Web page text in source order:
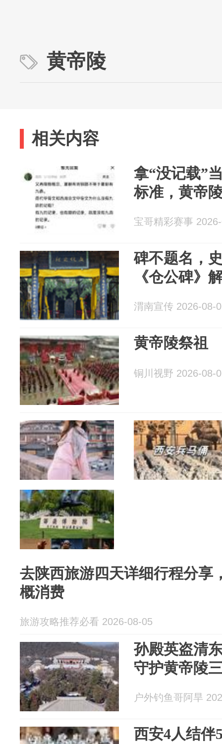
黄帝陵
相关内容
拿“没记载”
标准，黄帝
宝哥精彩赛事
碑不题名，
《仓公碑》
渭南宣传 2026-08-
黄帝陵祭祖
铜川视野 2026-08-
去陕西旅游四天详细行程分享
概消费
旅游攻略推荐必看 2026-08-05
孙殿英盗清
守护黄帝陵
户外钓鱼哥阿旱
西安4人结伴